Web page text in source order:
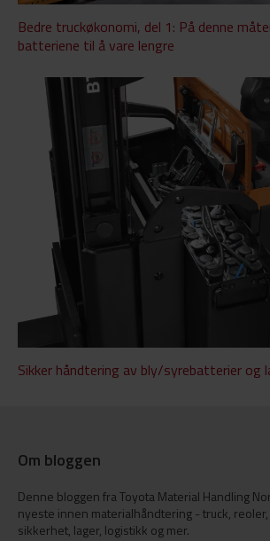
Bedre truckøkonomi, del 1: På denne
batteriene til å vare lengre
Sikker håndtering av bly/syrebatterier og
Om bloggen
Denne bloggen fra Toyota Material Handling
nyeste innen materialhåndtering - truck, reoler,
sikkerhet, lager, logistikk og mer.